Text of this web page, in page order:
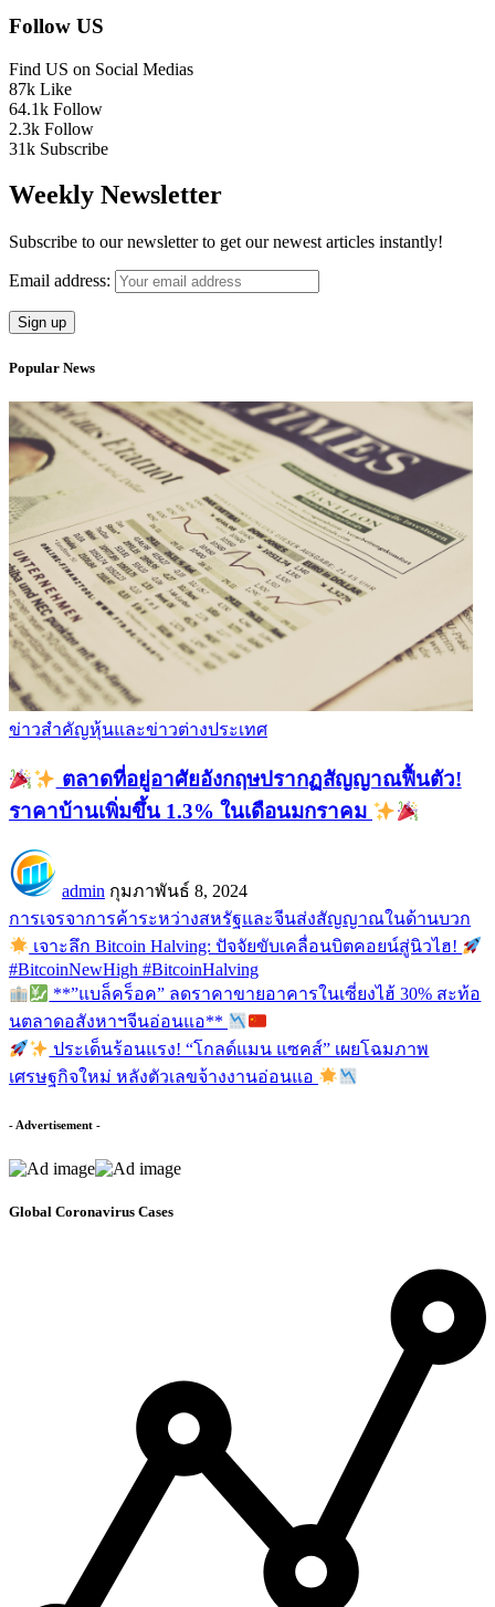
Follow US
Find US on Social Medias
87k Like
64.1k Follow
2.3k Follow
31k Subscribe
Weekly Newsletter
Subscribe to our newsletter to get our newest articles instantly!
Email address:
Popular News
ข่าวสำคัญหุ้นและข่าวต่างประเทศ
ตลาดที่อยู่อาศัยอังกฤษปรากฏสัญญาณฟื้นตัว!
ราคาบ้านเพิ่มขึ้น 1.3% ในเดือนมกราคม
admin กุมภาพันธ์ 8, 2024
การเจรจาการค้าระหว่างสหรัฐและจีนส่งสัญญาณในด้านบวก
เจาะลึก Bitcoin Halving: ปัจจัยขับเคลื่อนบิตคอยน์สู่นิวไฮ!
#BitcoinNewHigh #BitcoinHalving
**”แบล็คร็อค” ลดราคาขายอาคารในเซี่ยงไฮ้ 30% สะท้อ
นตลาดอสังหาฯจีนอ่อนแอ**
ประเด็นร้อนแรง! “โกลด์แมน แซคส์” เผยโฉมภาพ
เศรษฐกิจใหม่ หลังตัวเลขจ้างงานอ่อนแอ
- Advertisement -
Global Coronavirus Cases